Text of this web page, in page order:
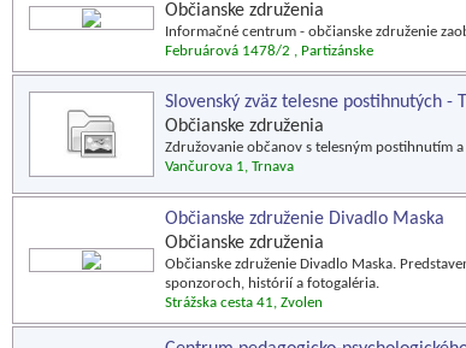
Občianske združenia
Informačné centrum - občianske združenie
Februárová 1478/2 , Partizánske
Slovenský zväz telesne postihnutých -
Občianske združenia
Združovanie občanov s telesným postihnutím
Vančurova 1, Trnava
Občianske združenie Divadlo Maska
Občianske združenia
Občianske združenie Divadlo Maska.
sponzoroch, histórií a fotogaléria.
Strážska cesta 41, Zvolen